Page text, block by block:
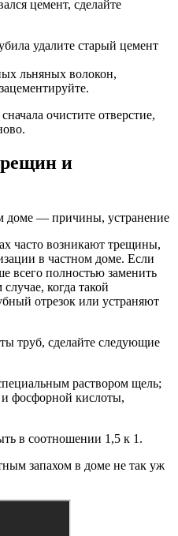
цемент, сделайте
удалите старый цемент
льняных волокон,
очистите отверстие,
и
часто возникают трещины,
в частном доме. Если
всего полностью заменить
когда такой
отрезок или устраняют
труб, сделайте следующие
раствором щель;
фосфорной кислоты,
в соотношении 1,5 к 1.
запахом в доме не так уж